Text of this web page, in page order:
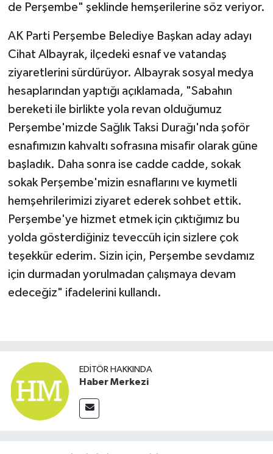
de Perşembe" şeklinde hemşerilerine söz veriyor.
AK Parti Perşembe Belediye Başkan aday adayı
Cihat Albayrak, ilçedeki esnaf ve vatandaş
ziyaretlerini sürdürüyor. Albayrak sosyal medya
hesaplarından yaptığı açıklamada, "Sabahın
bereketi ile birlikte yola revan olduğumuz
Perşembe'mizde Sağlık Taksi Durağı'nda şoför
esnafımızın kahvaltı sofrasına misafir olarak güne
başladık. Daha sonra ise cadde cadde, sokak
sokak Perşembe'mizin esnaflarını ve kıymetli
hemşehrilerimizi ziyaret ederek sohbet ettik.
Perşembe'ye hizmet etmek için çıktığımız bu
yolda gösterdiğiniz teveccüh için sizlere çok
teşekkür ederim. Sizin için, Perşembe sevdamız
için durmadan yorulmadan çalışmaya devam
edeceğiz" ifadelerini kullandı.
EDITÖR HAKKINDA
Haber Merkezi